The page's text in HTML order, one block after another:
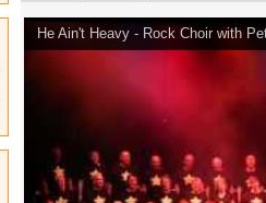
He Ain't Heavy - Rock Choir with